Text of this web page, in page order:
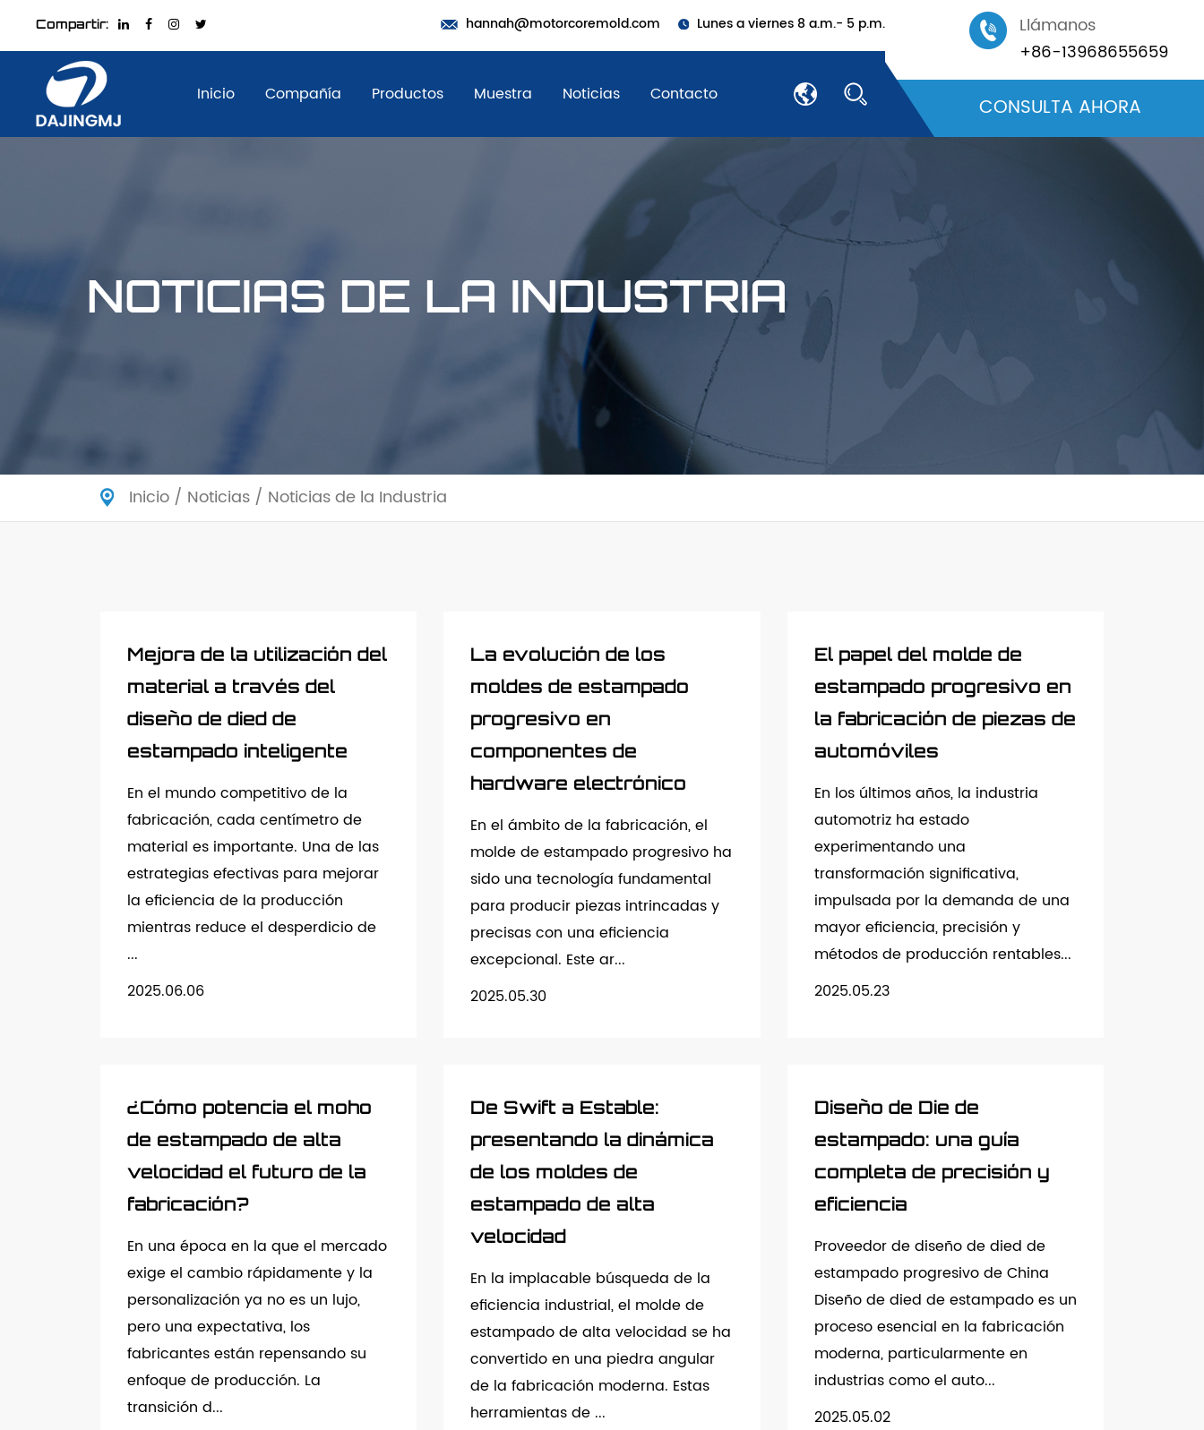
Compartir: hannah@motorcoremold.com Lunes a viernes 8 a.m.- 5 p.m.
Llámanos
+86-13968655659
Inicio Compañía Productos Muestra Noticias Contacto CONSULTA AHORA
NOTICIAS DE LA INDUSTRIA
Inicio / Noticias / Noticias de la Industria
Mejora de la utilización del
material a través del
diseño de died de
estampado inteligente
En el mundo competitivo de la
fabricación, cada centímetro de
material es importante. Una de las
estrategias efectivas para mejorar
la eficiencia de la producción
mientras reduce el desperdicio de
...
2025.06.06
La evolución de los
moldes de estampado
progresivo en
componentes de
hardware electrónico
En el ámbito de la fabricación, el
molde de estampado progresivo ha
sido una tecnología fundamental
para producir piezas intrincadas y
precisas con una eficiencia
excepcional. Este ar...
2025.05.30
El papel del molde de
estampado progresivo en
la fabricación de piezas de
automóviles
En los últimos años, la industria
automotriz ha estado
experimentando una
transformación significativa,
impulsada por la demanda de una
mayor eficiencia, precisión y
métodos de producción rentables...
2025.05.23
¿Cómo potencia el moho
de estampado de alta
velocidad el futuro de la
fabricación?
En una época en la que el mercado
exige el cambio rápidamente y la
personalización ya no es un lujo,
pero una expectativa, los
fabricantes están repensando su
enfoque de producción. La
transición d...
De Swift a Estable:
presentando la dinámica
de los moldes de
estampado de alta
velocidad
En la implacable búsqueda de la
eficiencia industrial, el molde de
estampado de alta velocidad se ha
convertido en una piedra angular
de la fabricación moderna. Estas
herramientas de ...
Diseño de Die de
estampado: una guía
completa de precisión y
eficiencia
Proveedor de diseño de died de
estampado progresivo de China
Diseño de died de estampado es un
proceso esencial en la fabricación
moderna, particularmente en
industrias como el auto...
2025.05.02